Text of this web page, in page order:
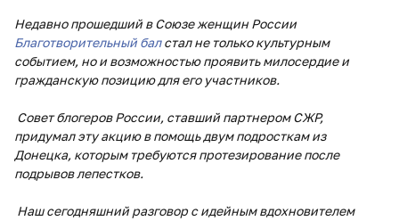
Недавно прошедший в Союзе женщин России
Благотворительный балстал не только культурным
событием, но и возможностью проявить милосердие и
гражданскую позицию для его участников.
Совет блогеров России, ставший партнером СЖР,
придумал эту акцию в помощь двум подросткам из
Донецка, которым требуются протезирование после
подрывов лепестков.
Наш сегодняшний разговор с идейным вдохновителем